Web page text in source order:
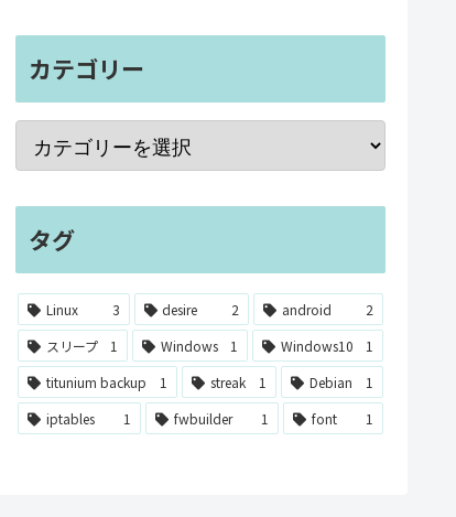
カテゴリー
タグ
Linux 3 desire 2 android
2
スリープ
1 Windows 1 Windows10
1
titunium backup
1 streak 1 Debian
1
iptables
1 fwbuilder 1 font 1